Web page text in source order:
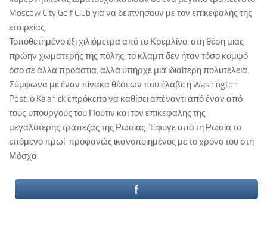
Moscow City Golf Club για να δειπνήσουν με τον επικεφαλής της
εταιρείας.
Τοποθετημένο έξι χιλιόμετρα από το Κρεμλίνο, στη θέση μιας
πρώην χωματερής της πόλης, το κλαμπ δεν ήταν τόσο κομψό
όσο σε άλλα προάστια, αλλά υπήρχε μια ιδιαίτερη πολυτέλεια.
Σύμφωνα με έναν πίνακα θέσεων που έλαβε η Washington
Post, ο Kalanick επρόκειτο να καθίσει απέναντι από έναν από
τους υπουργούς του Πούτιν και τον επικεφαλής της
μεγαλύτερης τράπεζας της Ρωσίας. Έφυγε από τη Ρωσία το
επόμενο πρωί, προφανώς ικανοποιημένος με το χρόνο του στη
Μόσχα.